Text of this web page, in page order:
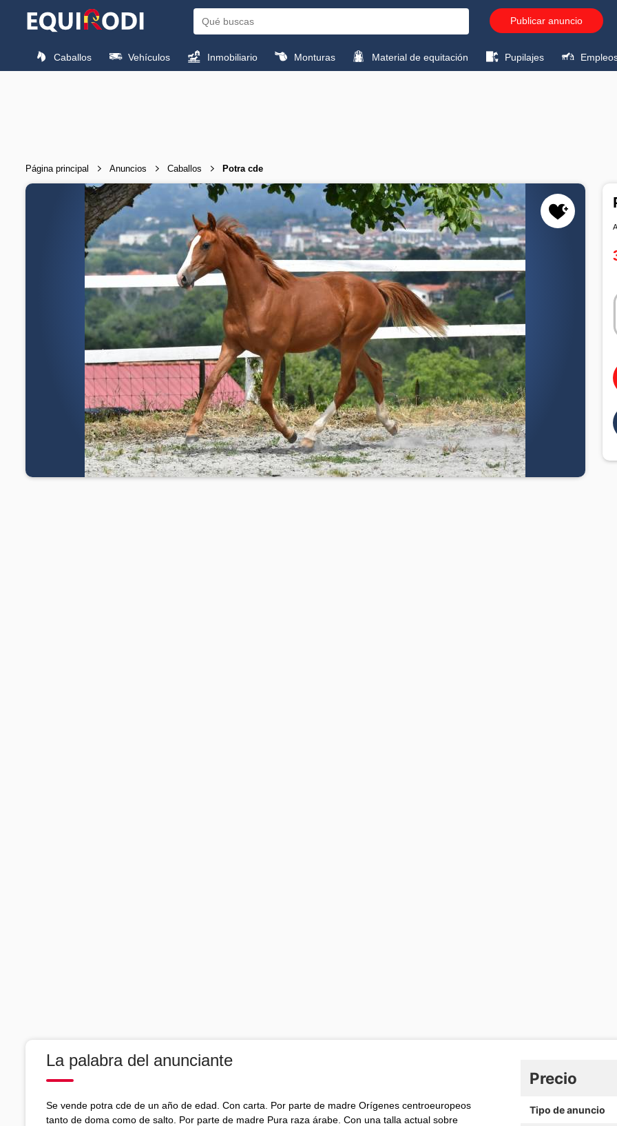
Publicar anuncio
Caballos Vehículos Inmobiliario Monturas Material de equitación Pupilajes
Página principal Anuncios Caballos Potra cde
La palabra del anunciante
Se vende potra cde de un año de edad. Con carta. Por parte de madre Orígenes centroeuropeos
tanto de doma como de salto. Por parte de madre Pura raza árabe. Con una talla actual sobre
Precio
Tipo de anuncio